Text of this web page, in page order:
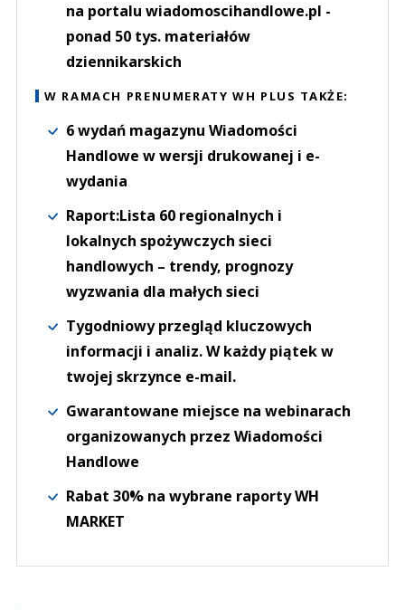
na portalu wiadomoscihandlowe.pl -
ponad 50 tys. materiałów
dziennikarskich
W RAMACH PRENUMERATY WH PLUS TAKŻE:
6 wydań magazynu Wiadomości
Handlowe w wersji drukowanej i e-
wydania
Raport:Lista 60 regionalnych i
lokalnych spożywczych sieci
handlowych – trendy, prognozy
wyzwania dla małych sieci
Tygodniowy przegląd kluczowych
informacji i analiz. W każdy piątek w
twojej skrzynce e-mail.
Gwarantowane miejsce na webinarach
organizowanych przez Wiadomości
Handlowe
Rabat 30% na wybrane raporty WH
MARKET